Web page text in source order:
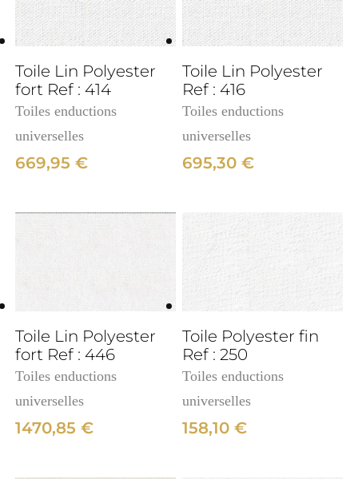
Toile Lin Polyester
fort Ref : 414
Toiles enductions
universelles
669,95€
3cm
Toile Lin Polyester
Ref : 416
Toiles enductions
universelles
695,30€
Toile Lin Polyester
fort Ref : 446
Toiles enductions
universelles
1470,85€
Toile Polyester fin
Ref : 250
Toiles enductions
universelles
158,10€